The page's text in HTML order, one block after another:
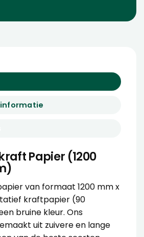
Papier (1200
van formaat 1200 mm x
kraftpapier (90
bruine kleur. Ons
uit zuivere en lange